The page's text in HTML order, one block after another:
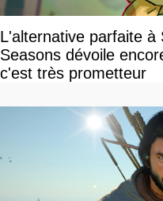
L'alternative parfaite à
Seasons dévoile
c'est très prometteur